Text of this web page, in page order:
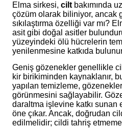
Elma sirkesi, cilt bakımında
çözüm olarak biliniyor, ancak
sıkılaştırma özelliği var mı?
asit gibi doğal asitler
yüzeyindeki ölü hücrelerin
yenilenmesine katkıda
Geniş gözenekler genellikle
kir birikiminden kaynaklanır,
yapılan temizleme,
görünmesini sağlayabilir.
daraltma işlevine katkı
öne çıkar. Ancak, doğrudan
edilmelidir; cildi tahriş